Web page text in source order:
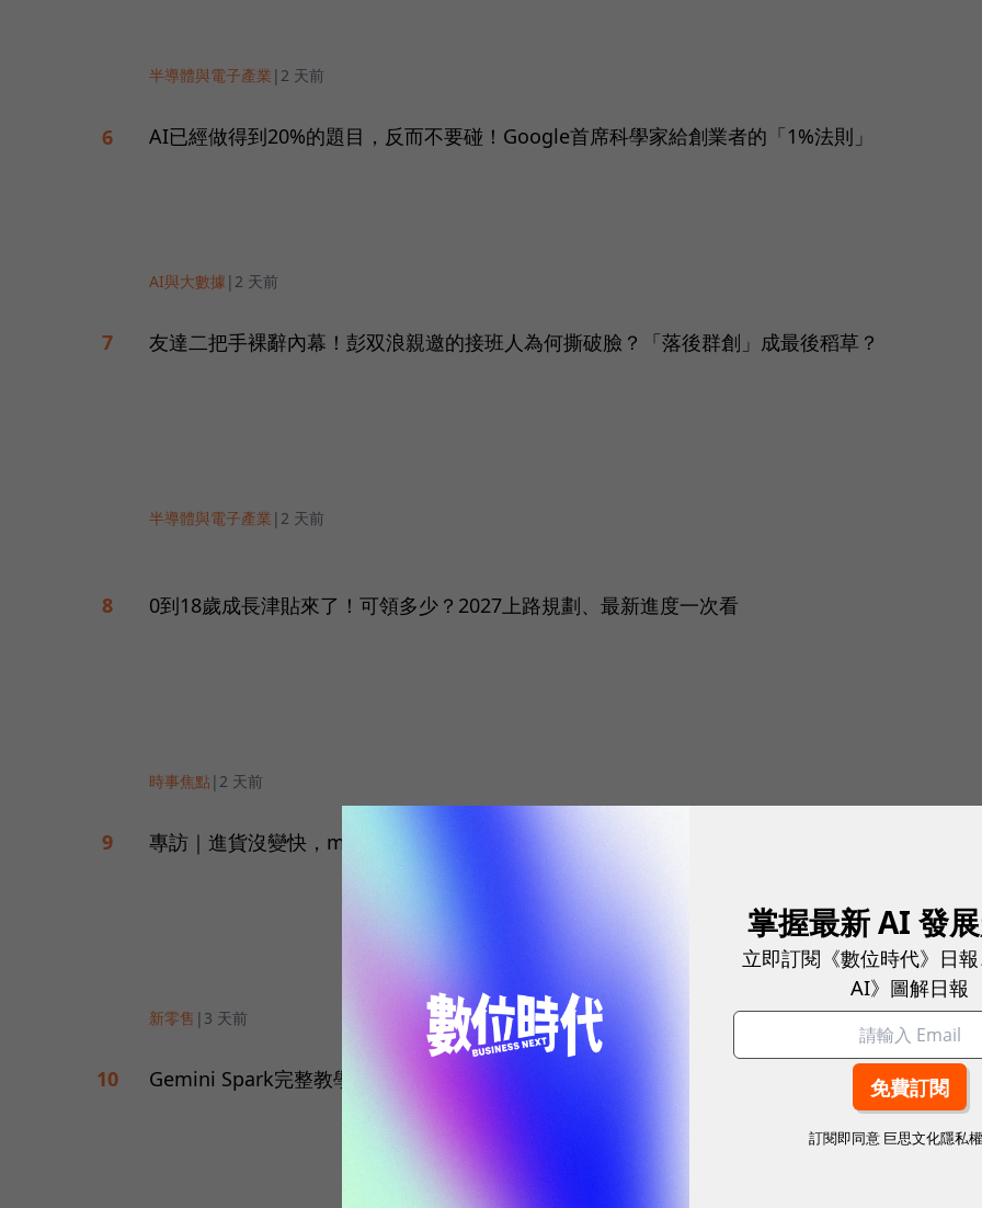
半導體與電子產業 | 2 天前
6 AI已經做得到20%的題目，反而不要碰！Google首席科學家給創業者的「1%法則」
AI與大數據 | 2 天前
7 友達二把手裸辭內幕！彭双浪親邀的接班人為何撕破臉？「落後群創」成最後稻草？
半導體與電子產業 | 2 天前
8 0到18歲成長津貼來了！可領多少？2027上路規劃、最新進度一次看
時事焦點| 2 天前
9 專訪｜進貨沒變快，momo為何仍導入機器人？物流副總揭比拚速度更棘手的缺工難題
新零售 | 3 天前
10 Gemini Spark完整教學｜幫你讀Gmail、自動跑完工作流程，3個超實用情境一次看
掌握最新 AI 發
立即訂閱《數位時代》日
AI》圖解日報
訂閱即同意 巨思文化隱私